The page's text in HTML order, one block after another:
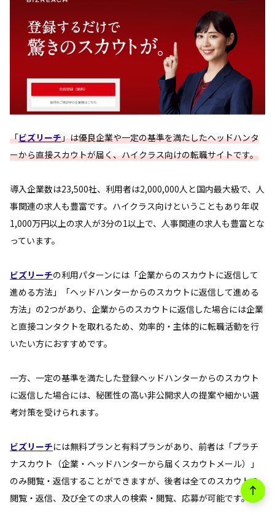
「ビズリーチ」は優良企業や一定の基準を満たしたヘッドハンタ
ーから直接スカウトが届く、ハイクラス向けの転職サイトです。
導入企業数は23,500社、利用者は2,000,000人と国内最大級で、人
事関連の求人も豊富です。ハイクラス向けということもあり年収
1,000万円以上の求人が3分の1以上で、人事関連の求人も豊富とな
っています。
ビズリーチの利用パターンには「企業からのスカウトに返信して
進める方法」「ヘッドハンターからのスカウトに返信して進める
方法」の2つがあり、企業からのスカウトに返信した場合には企業
と直接コンタクトを取れるため、効率的・主体的に転職活動を行
いたい方におすすめです。
一方、一定の基準を満たした登録ヘッドハンターからのスカウト
に返信した場合には、秘匿性の高い非公開求人の提案や細かい選
考対策を受けられます。
ビズリーチには無料プランと有料プランがあり、前者は「プラチ
ナスカウト（企業・ヘッドハンターから届くスカウトメール）」
のみ閲覧・返信することができますが、後者は全てのスカウトの
閲覧・返信、及び全ての求人の検索・閲覧、応募が可能です。